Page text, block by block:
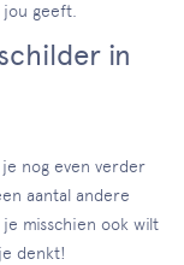
geeft.
in
nog even verder
aantal andere
je misschien ook wilt
denkt!